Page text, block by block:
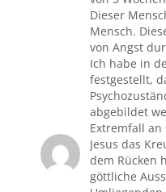
Dieser
Mensch.
von Angst
Ich habe in
festgestellt,
abgebildet
Extremfall
Jesus das
dem Rücken
göttliche